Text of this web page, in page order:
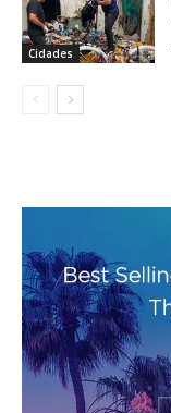
Cidades